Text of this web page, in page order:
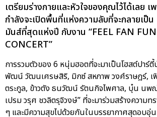
เตรียมร่างกายและหัวใจของคุณไว้ได้เลย เ
กำลังจะเปิดพื้นที่แห่งความลับที่จะกลายเ
มันส์ที่สุดแห่งปี กับงาน “FEEL FAN
CONCERT”
การรวมตัวของ 6 หนุ่มฮอตที่จะมาเป็นโฮสต์ปาร์ตี้
พัฒน์ วัฒนเศรษสิริ, มิกซ์ สหภาพ วงศ์ราษฎร์,
ตระกูล, ข้าวตัง ธนวัฒน์ รัตนกิจไพศาล, บุ๋น นพ
เปรม วรุศ ชวลิตรุจิวงษ์” ที่จะมาร่วมสร้างความท
ๆ และมีความสุขไปด้วยกันในบรรยากาศสุดอบอุ่